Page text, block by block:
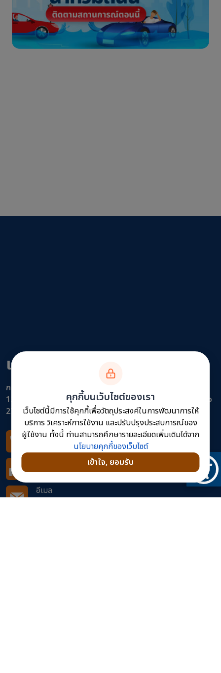
คุกกี้บนเว็บไซต์ของเรา
เว็บไซต์นี้มีการใช้คุกกี้เพื่อวัตถุประสงค์ในการพัฒนาการให้
บริการ วิเคราะห์การใช้งาน และปรับปรุงประสบการณ์ของ
ผู้ใช้งาน ทั้งนี้ ท่านสามารถศึกษารายละเอียดเพิ่มเติมได้จาก
นโยบายคุกกี้ของเว็บไซต์
เข้าใจ, ยอมรับ
แขวงทางหลวงสระแก้ว
กรมทางหลวง
1210 หมู่ที่ 10 ตำบลวัฒนานคร อำเภอวัฒนานคร จังหวัดสระแก้ว
27160
โทรศัพท์
0 37 261231
0 37 261232
อีเมล